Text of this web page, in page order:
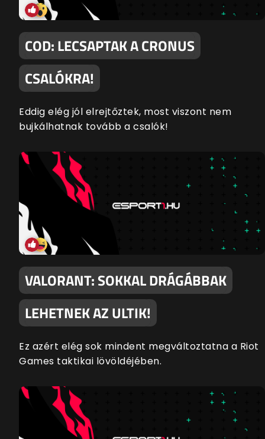
COD: LECSAPTAK A CRONUS
CSALÓKRA!
Eddig elég jól elrejtőztek, most viszont nem
bujkálhatnak tovább a csalók!
VALORANT: SOKKAL DRÁGÁBBAK
LEHETNEK AZ ULTIK!
Ez azért elég sok mindent megváltoztatna a Riot
Games taktikai lövöldéjében.